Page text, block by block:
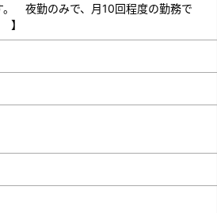
。 夜勤のみで、月10回程度の勤務で